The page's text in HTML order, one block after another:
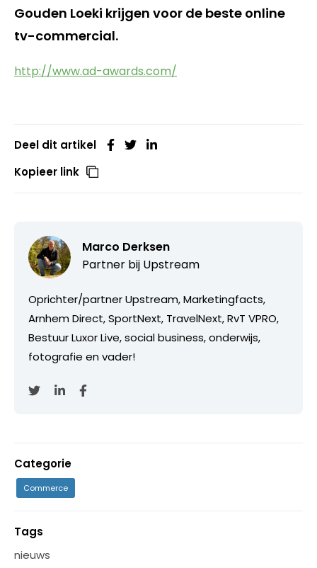
Gouden Loeki krijgen voor de beste online
tv-commercial.
http://www.ad-awards.com/
Deel dit artikel
Kopieer link
Marco Derksen
Partner bij Upstream
Oprichter/partner Upstream, Marketingfacts,
Arnhem Direct, SportNext, TravelNext, RvT VPRO,
Bestuur Luxor Live, social business, onderwijs,
fotografie en vader!
Categorie
Commerce
Tags
nieuws